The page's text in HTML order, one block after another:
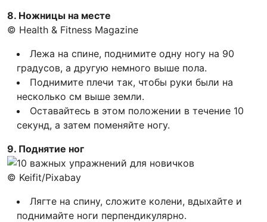
8. Ножницы на месте
© Health & Fitness Magazine
Лежа на спине, поднимите одну ногу на 90
градусов, а другую немного выше пола.
Поднимите плечи так, чтобы руки были на
несколько см выше земли.
Оставайтесь в этом положении в течение 10
секунд, а затем поменяйте ногу.
9. Поднятие ног
© Keifit/Pixabay
Лягте на спину, сложите колени, вдыхайте и
поднимайте ноги перпендикулярно.